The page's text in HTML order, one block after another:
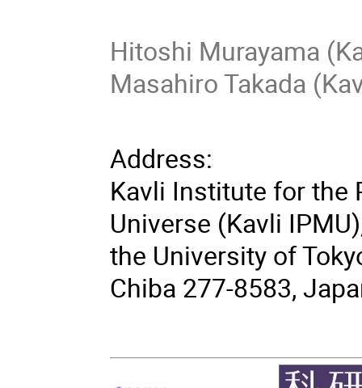
Hitoshi Murayama
Masahiro Takada
Address:
Kavli Institute for the
Universe (Kavli
the University of
Chiba 277-8583,